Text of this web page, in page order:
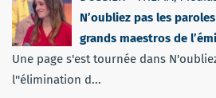
N’oubliez pas les
grands maestros de
Une page s'est tournée dans
l''élimination d...